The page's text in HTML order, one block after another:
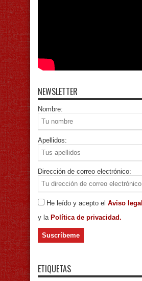
NEWSLETTER
Nombre:
Apellidos:
Dirección de correo electrónico:
He leído y acepto el Aviso legal
y la Política de privacidad.
ETIQUETAS